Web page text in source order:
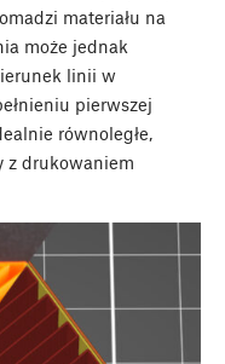
materiału na
może jednak
linii w
pierwszej
równoległe,
z drukowaniem